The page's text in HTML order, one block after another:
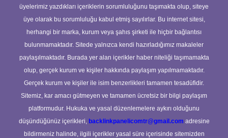
üyelerimiz yazdıkları içeriklerin sorumluluğunu taşımakta olup, siteye
üye olarak bu sorumluluğu kabul etmiş sayılırlar. Bu internet sitesi,
herhangi bir marka, kurum veya şahıs şirketi ile hiçbir bağlantısı
bulunmamaktadır. Sitede yalnızca kendi hazırladığımız makaleler
paylaşılmaktadır. Burada yer alan içerikler haber niteliği taşımamakta
olup, gerçek kurum ve kişiler hakkında paylaşım yapılmamaktadır.
Gerçek kurum ve kişiler ile isim benzerlikleri tamamen tesadüfidir.
Sitemiz, kar amacı gütmeyen ve tamamen ücretsiz bir bilgi paylaşım
platformudur. Hukuka ve yasal düzenlemelere aykırı olduğunu
düşündüğünüz içerikleri, backlinkpanelicomtr@gmail.com adresine
bildirmeniz halinde, ilgili içerikler yasal süre içerisinde sitemizden